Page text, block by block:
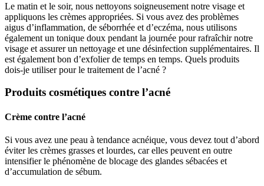
Le matin et le soir, nous nettoyons soigneusement notre visage et
appliquons les crèmes appropriées. Si vous avez des problèmes
aigus d’inflammation, de séborrhée et d’eczéma, nous utilisons
également un tonique doux pendant la journée pour rafraîchir notre
visage et assurer un nettoyage et une désinfection supplémentaires. Il
est également bon d’exfolier de temps en temps. Quels produits
dois-je utiliser pour le traitement de l’acné ?
Produits cosmétiques contre l’acné
Crème contre l’acné
Si vous avez une peau à tendance acnéique, vous devez tout d’abord
éviter les crèmes grasses et lourdes, car elles peuvent en outre
intensifier le phénomène de blocage des glandes sébacées et
d’accumulation de sébum.